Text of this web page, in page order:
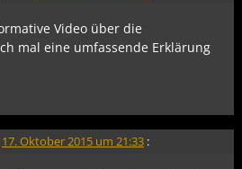
Video über die
mal eine umfassende Erklärung
17. Oktober 2015 um 21:33 :